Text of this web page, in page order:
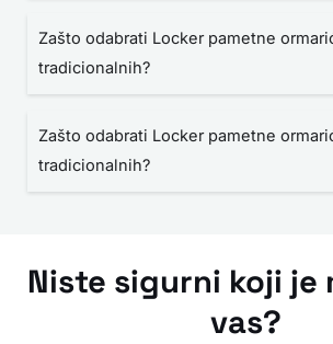
Zašto odabrati Locker pametne
tradicionalnih?
Zašto odabrati Locker pametne
tradicionalnih?
Niste sigurni koji je
vas?